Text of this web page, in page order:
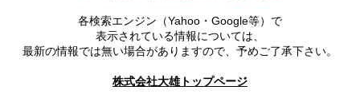
各検索エンジン（Yahoo・Google等）で
表示されている情報については、
最新の情報では無い場合がありますので、 予めご了承下さい。
株式会社大雄トップページ